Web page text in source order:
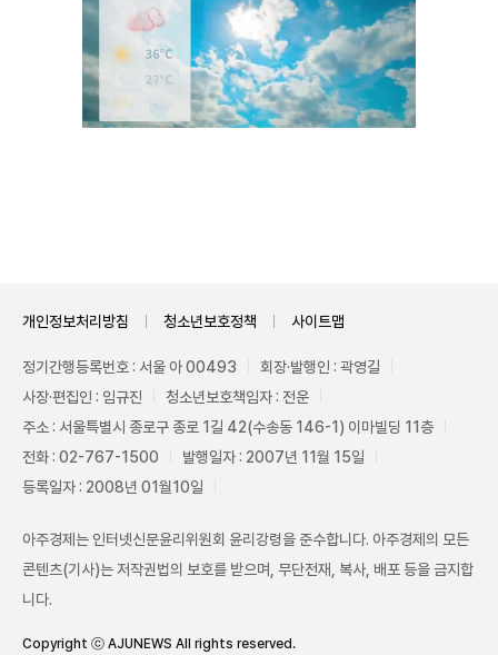
개인정보처리방침 청소년보호정책 사이트맵
정기간행등록번호 : 서울 아 00493
회장·발행인 : 곽영길
사장·편집인 : 임규진
청소년보호책임자 : 전운
주소 : 서울특별시 종로구 종로 1길 42(수송동 146-1) 이마빌딩 11층
전화 : 02-767-1500
발행일자 : 2007년 11월 15일
등록일자 : 2008년 01월10일
아주경제는 인터넷신문윤리위원회 윤리강령을 준수합니다. 아주경제의 모든
콘텐츠(기사)는 저작권법의 보호를 받으며, 무단전재, 복사, 배포 등을 금지합
니다.
Copyright ⓒ AJUNEWS All rights reserved.